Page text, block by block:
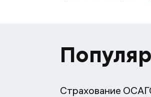
Страхование